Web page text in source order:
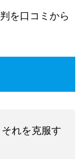
を口コミから
れを克服す